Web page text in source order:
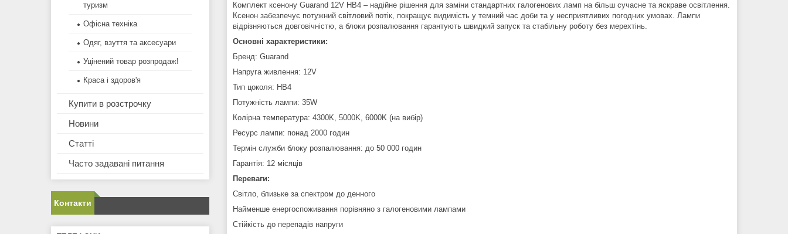
Комплект ксенону Guarand 12V HB4 – надійне рішення для заміни стандартних галогенових ламп на більш сучасне та яскраве освітлення.
Ксенон забезпечує потужний світловий потік, покращує видимість у темний час доби та у несприятливих погодних умовах. Лампи
відрізняються довговічністю, а блоки розпалювання гарантують швидкий запуск та стабільну роботу без мерехтінь.
Основні характеристики:
Бренд: Guarand
Напруга живлення: 12V
Тип цоколя: HB4
Потужність лампи: 35W
Колірна температура: 4300K, 5000K, 6000K (на вибір)
Ресурс лампи: понад 2000 годин
Термін служби блоку розпалювання: до 50 000 годин
Гарантія: 12 місяців
Переваги:
Світло, близьке за спектром до денного
Найменше енергоспоживання порівняно з галогеновими лампами
Стійкість до перепадів напруги
туризм
Офісна техніка
Одяг, взуття та аксесуари
Уцінений товар розпродаж!
Краса і здоров'я
Купити в розстрочку
Новини
Статті
Часто задавані питання
Контакти